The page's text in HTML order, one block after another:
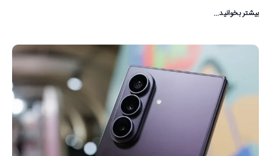
بیشتر بخوانید...